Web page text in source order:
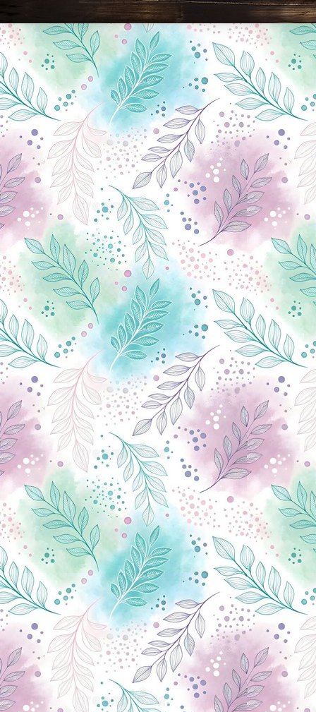
Новини Чернігова, Чернігівські новини, Чернігівський формат, новини Чернігова, події в Чернігові: політика, економіка, аналітика, культура, відеоновини, екологія, спортивний Чернігів, туризм, Чернігів